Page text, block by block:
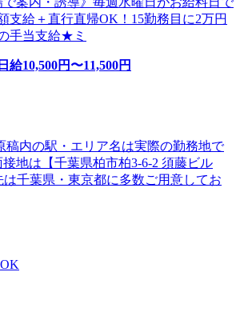
支給＋直行直帰OK！15勤務目に2万円
手当支給★ミ
日給10,500円〜11,500円
内の駅・エリア名は実際の勤務地で
地は【千葉県柏市柏3-6-2 須藤ビル
千葉県・東京都に多数ご用意してお